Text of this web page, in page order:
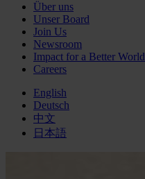
Über uns
Unser Board
Join Us
Newsroom
Impact for a Better World
Careers
English
Deutsch
中文
日本語